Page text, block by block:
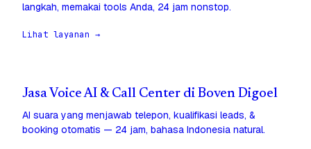
langkah, memakai tools Anda, 24 jam nonstop.
Lihat layanan →
Jasa Voice AI & Call Center di Boven Digoel
AI suara yang menjawab telepon, kualifikasi leads, &
booking otomatis — 24 jam, bahasa Indonesia natural.